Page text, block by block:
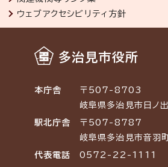
ウェブアクセシビリティ方針
多治見市役所
本庁舎
〒507-8703
岐阜県多治見市日ノ
駅北庁舎
〒507-8787
岐阜県多治見市音
代表電話 0572-22-1111